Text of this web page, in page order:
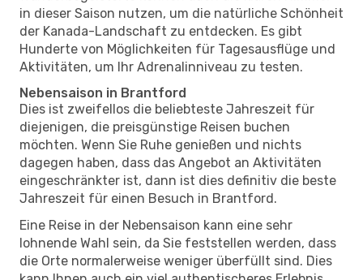
in dieser Saison nutzen, um die natürliche Schönheit
der Kanada-Landschaft zu entdecken. Es gibt
Hunderte von Möglichkeiten für Tagesausflüge und
Aktivitäten, um Ihr Adrenalinniveau zu testen.
Nebensaison in Brantford
Dies ist zweifellos die beliebteste Jahreszeit für
diejenigen, die preisgünstige Reisen buchen
möchten. Wenn Sie Ruhe genießen und nichts
dagegen haben, dass das Angebot an Aktivitäten
eingeschränkter ist, dann ist dies definitiv die beste
Jahreszeit für einen Besuch in Brantford.
Eine Reise in der Nebensaison kann eine sehr
lohnende Wahl sein, da Sie feststellen werden, dass
die Orte normalerweise weniger überfüllt sind. Dies